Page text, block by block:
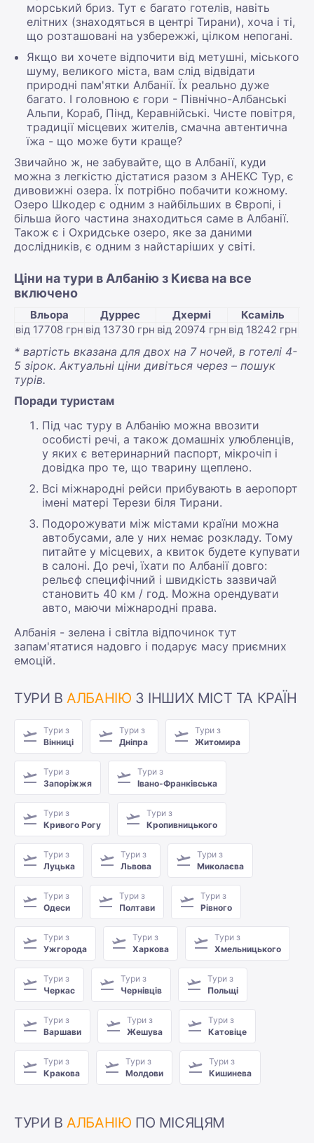
морський бриз. Тут є багато готелів, навіть
елітних (знаходяться в центрі Тирани), хоча і ті,
що розташовані на узбережжі, цілком непогані.
Якщо ви хочете відпочити від метушні, міського
шуму, великого міста, вам слід відвідати
природні пам'ятки Албанії. Їх реально дуже
багато. І головною є гори - Північно-Албанські
Альпи, Кораб, Пінд, Керавнійські. Чисте повітря,
традиції місцевих жителів, смачна автентична
їжа - що може бути краще?
Звичайно ж, не забувайте, що в Албанії, куди
можна з легкістю дістатися разом з АНЕКС Тур, є
дивовижні озера. Їх потрібно побачити кожному.
Озеро Шкодер є одним з найбільших в Європі, і
більша його частина знаходиться саме в Албанії.
Також є і Охридське озеро, яке за даними
дослідників, є одним з найстаріших у світі.
Ціни на тури в Албанію з Києва на все
включено
Вльора Дуррес Дхермі Ксаміль
від 17708 грн від 13730 грн від 20974 грн від 18242 грн
* вартість вказана для двох на 7 ночей, в готелі 4-
5 зірок. Актуальні ціни дивіться через – пошук
турів.
Поради туристам
Під час туру в Албанію можна ввозити
особисті речі, а також домашніх улюбленців,
у яких є ветеринарний паспорт, мікрочіп і
довідка про те, що тварину щеплено.
Всі міжнародні рейси прибувають в аеропорт
імені матері Терези біля Тирани.
Подорожувати між містами країни можна
автобусами, але у них немає розкладу. Тому
питайте у місцевих, а квиток будете купувати
в салоні. До речі, їхати по Албанії довго:
рельєф специфічний і швидкість зазвичай
становить 40 км / год. Можна орендувати
авто, маючи міжнародні права.
Албанія - зелена і світла відпочинок тут
запам'ятатися надовго і подарує масу приємних
емоцій.
ТУРИ В АЛБАНІЮ З ІНШИХ МІСТ ТА КРАЇН
Тури з
Вінниці
Тури з
Дніпра
Тури з
Житомира
Тури з
Запоріжжя
Тури з
Івано-Франківська
Тури з
Кривого Рогу
Тури з
Кропивницького
Тури з
Луцька
Тури з
Львова
Тури з
Миколаєва
Тури з
Одеси
Тури з
Полтави
Тури з
Рівного
Тури з
Ужгорода
Тури з
Харкова
Тури з
Хмельницького
Тури з
Черкас
Тури з
Чернівців
Тури з
Польщі
Тури з
Варшави
Тури з
Жешува
Тури з
Катовіце
Тури з
Кракова
Тури з
Молдови
Тури з
Кишинева
ТУРИ В АЛБАНІЮ ПО МІСЯЦЯМ